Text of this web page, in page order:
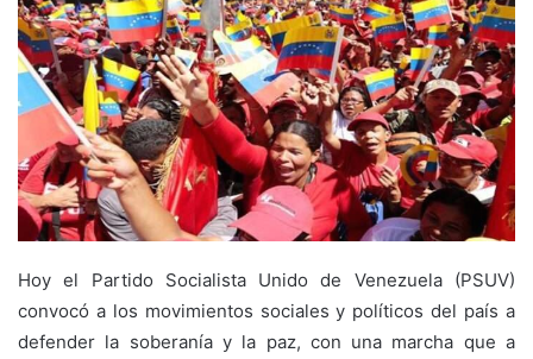
Hoy el Partido Socialista Unido de Venezuela (PSUV)
convocó a los movimientos sociales y políticos del país a
defender la soberanía y la paz, con una marcha que a